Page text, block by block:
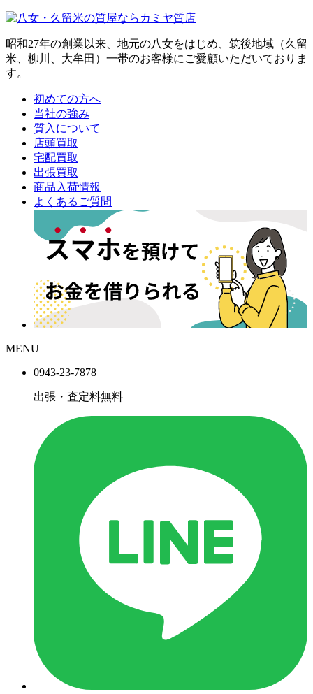
昭和27年の創業以来、地元の八女をはじめ、筑後地域（久留
米、柳川、大牟田）一帯のお客様にご愛顧いただいておりま
す。
初めての方へ
当社の強み
質入について
店頭買取
宅配買取
出張買取
商品入荷情報
よくあるご質問
MENU
0943-23-7878
出張・査定料無料